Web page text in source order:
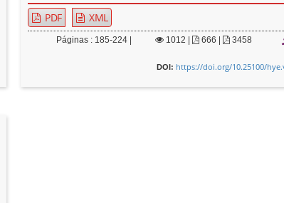
PDF XML
Páginas : 185-224 | 1012 | 666 | 3458
DOI: https://doi.org/10.25100/